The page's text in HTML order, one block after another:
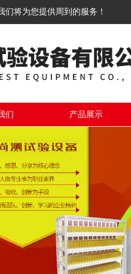
将为您提供周到的服务！
们 产品展示